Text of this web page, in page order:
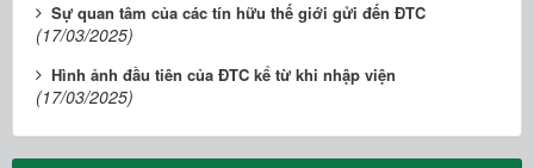
Sự quan tâm của các tín hữu thế giới gửi đến ĐTC
(17/03/2025)
Hình ảnh đầu tiên của ĐTC kể từ khi nhập viện
(17/03/2025)